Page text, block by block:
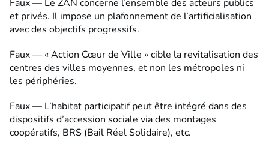
Faux — Le ZAN concerne l’ensemble des acteurs publics
et privés. Il impose un plafonnement de l’artificialisation
avec des objectifs progressifs.
Faux — « Action Cœur de Ville » cible la revitalisation des
centres des villes moyennes, et non les métropoles ni
les périphéries.
Faux — L’habitat participatif peut être intégré dans des
dispositifs d’accession sociale via des montages
coopératifs, BRS (Bail Réel Solidaire), etc.